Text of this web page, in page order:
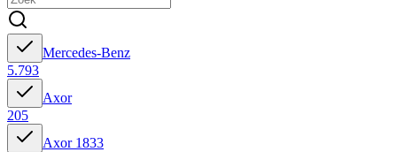
Mercedes-Benz
5.793
Axor
205
Axor 1833